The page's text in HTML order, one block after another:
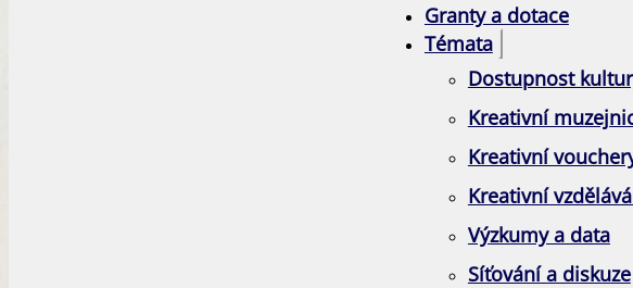
Granty a dotace
Témata
Dostupnost
Kreativní
Kreativní
Kreativní
Výzkumy a data
Síťování a diskuze